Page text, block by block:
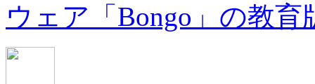
ウェア「Bongo」の教育